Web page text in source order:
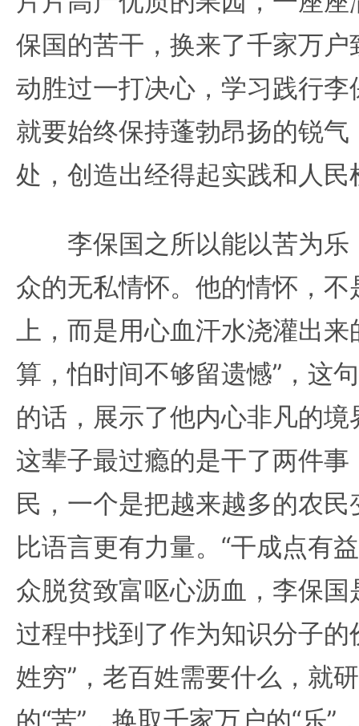
保国的苦干，换来了千家万
动胜过一打决心，学习践行李
就要始终保持蓬勃昂扬的锐
处，创造出经得起实践和人民
李保国之所以能以苦为乐
众的无私情怀。他的情怀，
上，而是用心血汗水浇灌出来
算，怕时间不够留遗憾”，这
的话，展示了他内心非凡的境
这辈子最过瘾的是干了两件
民，一个是把越来越多的农民
比语言更有力量。“干成点有
众脱贫致富呕心沥血，李保
过程中找到了作为知识分子的
姓穷”，老百姓需要什么，就